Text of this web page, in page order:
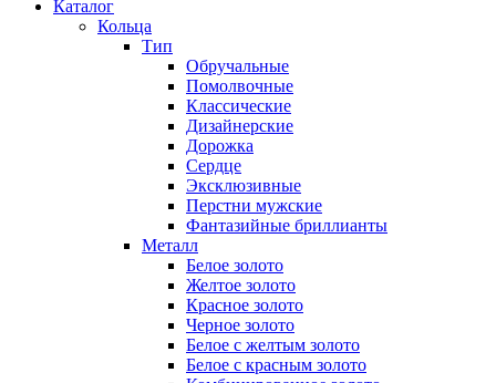
Каталог
Кольца
Тип
Обручальные
Помолвочные
Классические
Дизайнерские
Дорожка
Сердце
Эксклюзивные
Перстни мужские
Фантазийные бриллианты
Металл
Белое золото
Желтое золото
Красное золото
Черное золото
Белое с желтым золото
Белое с красным золото